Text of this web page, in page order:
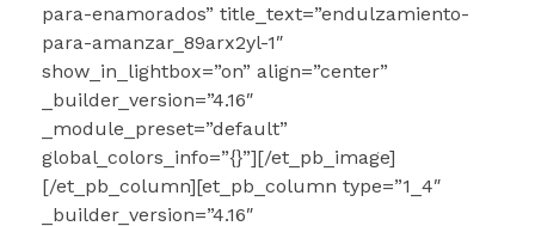
para-enamorados” title_text=”endulzamiento-
para-amanzar_89arx2yl-1″
show_in_lightbox=”on” align=”center”
_builder_version=”4.16″
_module_preset=”default”
global_colors_info=”{}”][/et_pb_image]
[/et_pb_column][et_pb_column type=”1_4″
_builder_version=”4.16″